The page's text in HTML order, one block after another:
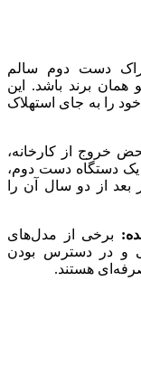
دست دوم سالم
مدل نو همان برند باشد. این
را به جای استهلاک
خروج از کارخانه،
دستگاه دست دوم،
از دو سال آن را
برخی از مدل‌های
و در دسترس بودن
هستند.